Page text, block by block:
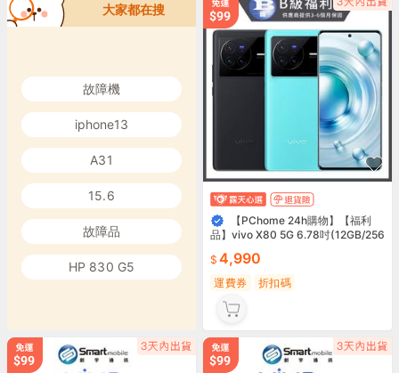
大家都在搜
故障機
iphone13
A31
15.6
故障品
HP 830 G5
【PChome 24h購物】【福利
品】vivo X80 5G 6.78吋(12GB/256
4,990
運費券 折扣碼